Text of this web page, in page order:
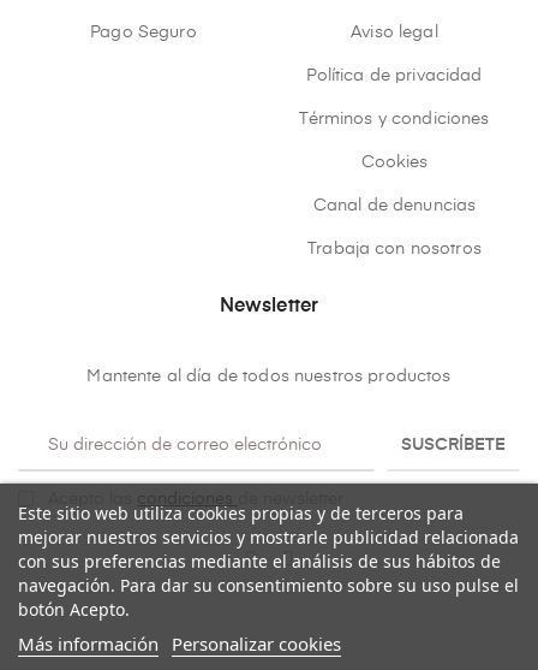
Pago Seguro Aviso legal
Política de privacidad
Términos y condiciones
Cookies
Canal de denuncias
Trabaja con nosotros
Newsletter
Mantente al día de todos nuestros productos
SUSCRÍBETE
condiciones
Este sitio web utiliza cookies propias y de terceros para
mejorar nuestros servicios y mostrarle publicidad relacionada
con sus preferencias mediante el análisis de sus hábitos de
navegación. Para dar su consentimiento sobre su uso pulse el
botón Acepto.
Más información Personalizar cookies